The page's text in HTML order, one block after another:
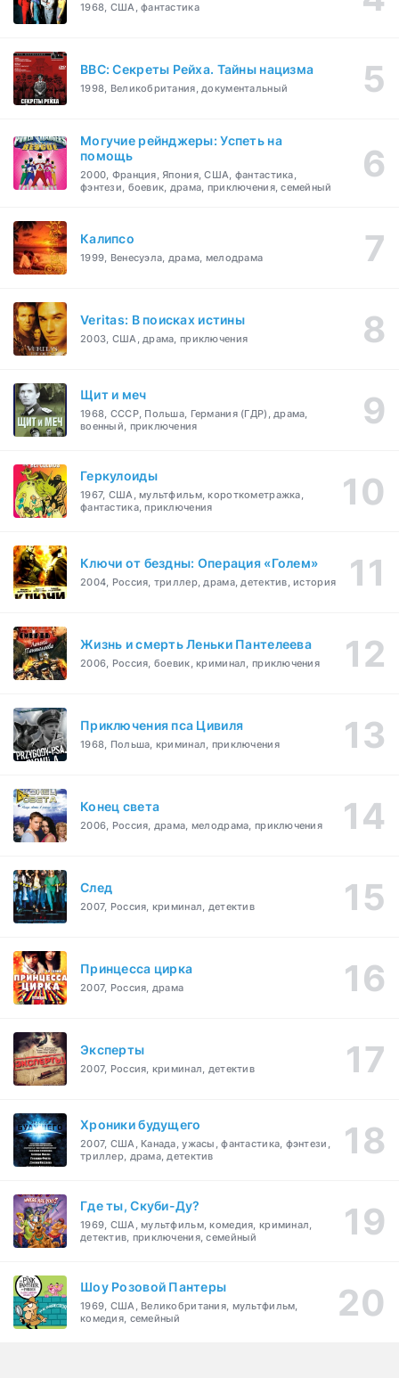
1968, США, фантастика
BBC: Секреты Рейха. Тайны нацизма
1998, Великобритания, документальный
Могучие рейнджеры: Успеть на
помощь
2000, Франция, Япония, США, фантастика,
фэнтези, боевик, драма, приключения, семейный
Калипсо
1999, Венесуэла, драма, мелодрама
Veritas: В поисках истины
2003, США, драма, приключения
Щит и меч
1968, СССР, Польша, Германия (ГДР), драма,
военный, приключения
Геркулоиды
1967, США, мультфильм, короткометражка,
фантастика, приключения
Ключи от бездны: Операция «Голем»
2004, Россия, триллер, драма, детектив, история
Жизнь и смерть Леньки Пантелеева
2006, Россия, боевик, криминал, приключения
Приключения пса Цивиля
1968, Польша, криминал, приключения
Конец света
2006, Россия, драма, мелодрама, приключения
След
2007, Россия, криминал, детектив
Принцесса цирка
2007, Россия, драма
Эксперты
2007, Россия, криминал, детектив
Хроники будущего
2007, США, Канада, ужасы, фантастика, фэнтези,
триллер, драма, детектив
Где ты, Скуби-Ду?
1969, США, мультфильм, комедия, криминал,
детектив, приключения, семейный
Шоу Розовой Пантеры
1969, США, Великобритания, мультфильм,
комедия, семейный